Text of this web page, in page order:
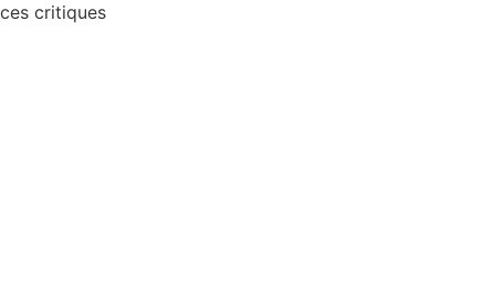
critiques